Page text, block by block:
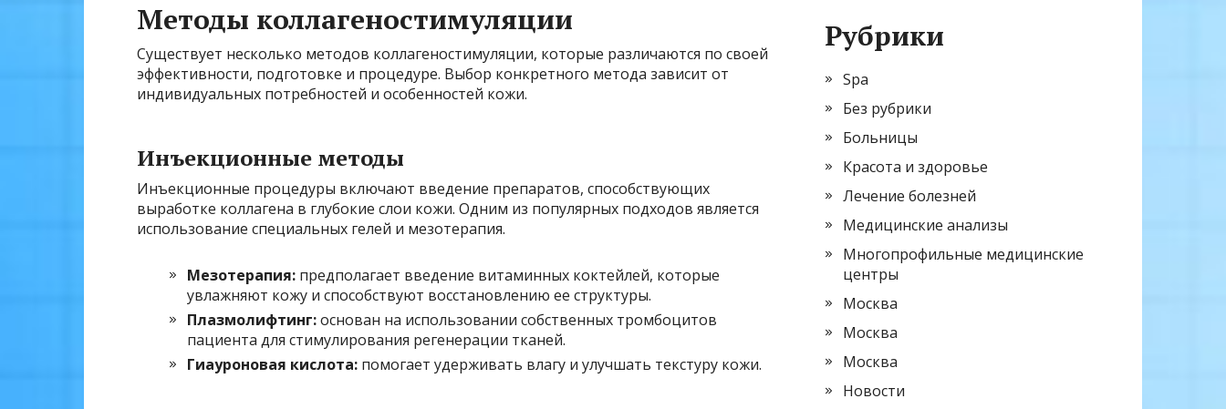
Методы коллагеностимуляции
Существует несколько методов коллагеностимуляции, которые различаются по своей
эффективности, подготовке и процедуре. Выбор конкретного метода зависит от
индивидуальных потребностей и особенностей кожи.
Инъекционные методы
Инъекционные процедуры включают введение препаратов, способствующих
выработке коллагена в глубокие слои кожи. Одним из популярных подходов является
использование специальных гелей и мезотерапия.
Мезотерапия: предполагает введение витаминных коктейлей, которые
увлажняют кожу и способствуют восстановлению ее структуры.
Плазмолифтинг:основан на использовании собственных тромбоцитов
пациента для стимулирования регенерации тканей.
Гиауроновая кислота: помогает удерживать влагу и улучшать текстуру кожи.
Рубрики
Spa
Без рубрики
Больницы
Красота и здоровье
Лечение болезней
Медицинские анализы
Многопрофильные медицинские
центры
Москва
Москва
Москва
Новости